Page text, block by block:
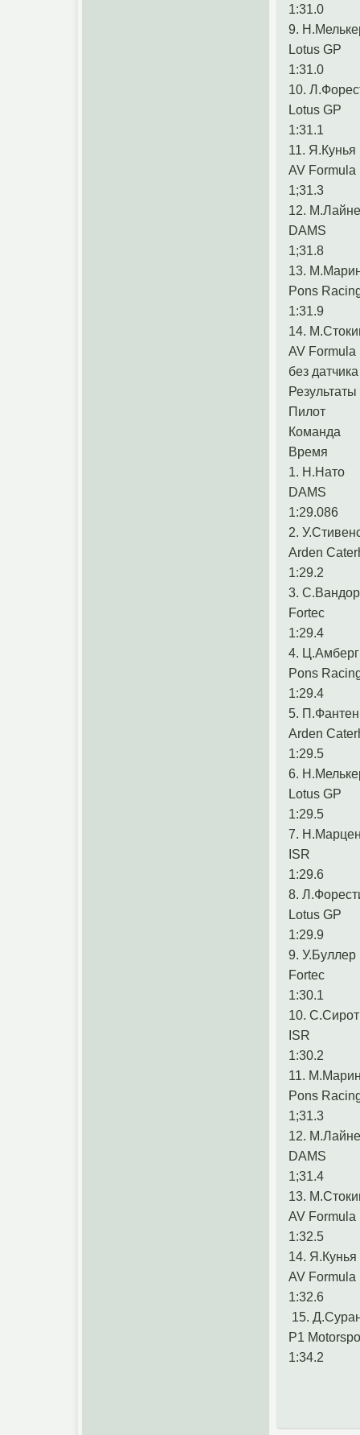
1:31.0
9.
Lotus GP
1:31.0
10.
Lotus GP
1:31.1
11. Я.Кунья
AV Formula
1;31.3
12. М.Лайне
DAMS
1;31.8
13.
Pons
1:31.9
14.
AV Formula
без датчика
Пилот
Команда
Время
1. Н.Нато
DAMS
1:29.086
2.
Arden
1:29.2
3.
Fortec
1:29.4
4. Ц.Амберг
Pons
1:29.4
5. П.Фантен
Arden
1:29.5
6.
Lotus GP
1:29.5
7.
ISR
1:29.6
8.
Lotus GP
1:29.9
9. У.Буллер
Fortec
1:30.1
10.
ISR
1:30.2
11.
Pons
1;31.3
12. М.Лайне
DAMS
1;31.4
13.
AV Formula
1:32.5
14. Я.Кунья
AV Formula
1:32.6
15.
P1
1:34.2